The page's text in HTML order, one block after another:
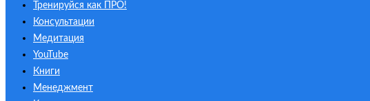
Тренируйся как ПРО!
Консультации
Медитация
YouTube
Книги
Менеджмент